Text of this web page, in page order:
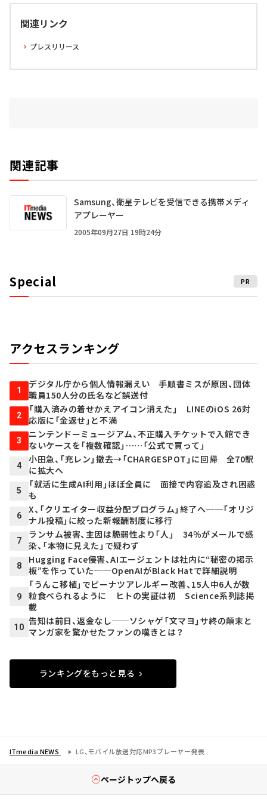
関連リンク
プレスリリース
関連記事
Samsung、衛星テレビを受信できる携帯メディ
アプレーヤー
2005年09月27日 19時24分
Special PR
アクセスランキング
1
デジタル庁から個人情報漏えい 手順書ミスが原因、団体
職員150人分の氏名など誤送付
2
「購入済みの着せかえアイコン消えた」 LINEのiOS 26対
応版に「金返せ」と不満
3
ニンテンドーミュージアム、不正購入チケットで入館でき
ないケースを「複数確認」……「公式で買って」
4
小田急、「充レン」撤去→「CHARGESPOT」に回帰 全70駅
に拡大へ
5
「就活に生成AI利用」ほぼ全員に 面接で内容追及され困惑
も
6
X、「クリエイター収益分配プログラム」終了へ──「オリジ
ナル投稿」に絞った新報酬制度に移行
7
ランサム被害、主因は脆弱性より「人」 34％がメールで感
染、「本物に見えた」で疑わず
8
Hugging Face侵害、AIエージェントは社内に“秘密の掲示
板”を作っていた──OpenAIがBlack Hatで詳細説明
9
「うんこ移植」でピーナツアレルギー改善、15人中6人が数
粒食べられるように ヒトの実証は初 Science系列誌掲
載
10
告知は前日、返金なし──ソシャゲ「文マヨ」サ終の顛末と
マンガ家を驚かせたファンの嘆きとは？
ランキングをもっと見る
ITmedia NEWS LG、モバイル放送対応MP3プレーヤー発表
ページトップへ戻る